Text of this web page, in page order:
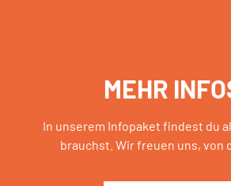
MEHR
In unserem Infopaket findest du
brauchst. Wir freuen uns, von